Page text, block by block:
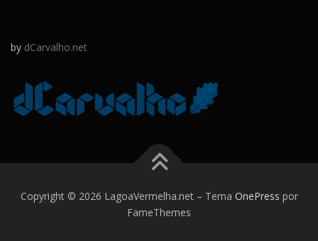
by dCarvalho.net
Copyright © 2026 LagoaVermelha.net – Tema OnePress por
FameThemes